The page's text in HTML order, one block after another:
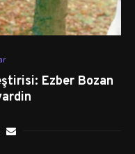
Ezber Bozan